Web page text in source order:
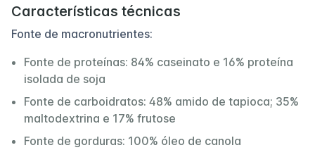
Características técnicas
Fonte de macronutrientes:
Fonte de proteínas: 84% caseinato e 16% proteína
isolada de soja
Fonte de carboidratos: 48% amido de tapioca; 35%
maltodextrina e 17% frutose
Fonte de gorduras: 100% óleo de canola